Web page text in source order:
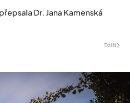
Dr. Jana Kamenská
Další